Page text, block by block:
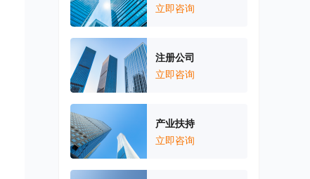
立即咨询
注册公司
立即咨询
产业扶持
立即咨询